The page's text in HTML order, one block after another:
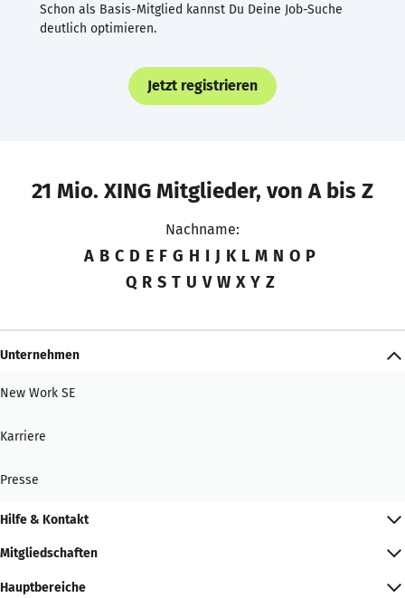
Schon als Basis-Mitglied kannst Du Deine Job-Suche
deutlich optimieren.
Jetzt registrieren
21 Mio. XING Mitglieder, von A bis Z
Nachname:
A B C D E F G H I J K L M N O P
Q R S T U V W X Y Z
Unternehmen
New Work SE
Karriere
Presse
Hilfe & Kontakt
Mitgliedschaften
Hauptbereiche